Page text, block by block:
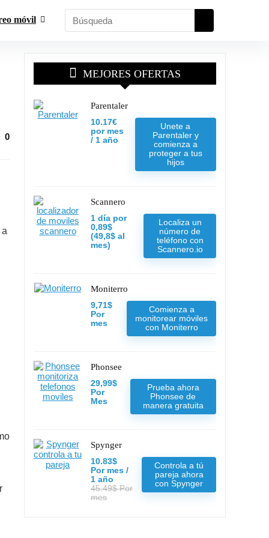
móvil
0
MEJORES OFERTAS
Parentaler
10.17€
por mes
/ 1 año
Unete a
Parentaler y
comienza a
proteger a tus
hijos
Scannero
1 día por
0,89$
(49,8$ al
mes)
Localiza un
número de
teléfono con
Scannero.io
Moniterro
9,71$
Por
mes
Comienza a
monitorear móviles
con Moniterro
Phonsee
29,99$
Por
Mes
Prueba ahora
Phonsee de
manera gratuita
Spynger
10.83$
Por mes /
1 año
45.49$ Por
mes
Controla a tú
pareja ahora
con Spynger